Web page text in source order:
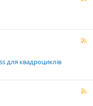
для квадроциклів